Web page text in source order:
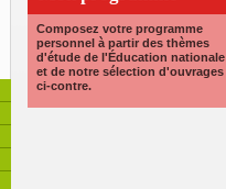
Composez votre programme
personnel à partir des thèmes
d'étude de l'Éducation nationale
et de notre sélection d'ouvrages
ci-contre.